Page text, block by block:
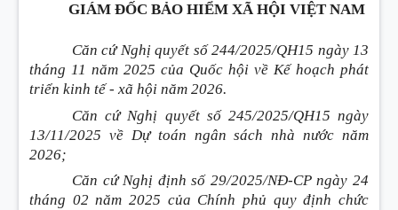
GIÁM ĐỐC BẢO HIỂM XÃ HỘI VIỆT NAM
Căn cứ Nghị quyết số 244/2025/QH15 ngày 13
tháng 11 năm 2025 của Quốc hội về Kế hoạch phát
triển kinh tế - xã hội năm 2026.
Căn cứ Nghị quyết số 245/2025/QH15 ngày
13/11/2025 về Dự toán ngân sách nhà nước năm
2026;
Căn cứ Nghị định số 29/2025/NĐ-CP ngày 24
tháng 02 năm 2025 của Chính phủ quy định chức